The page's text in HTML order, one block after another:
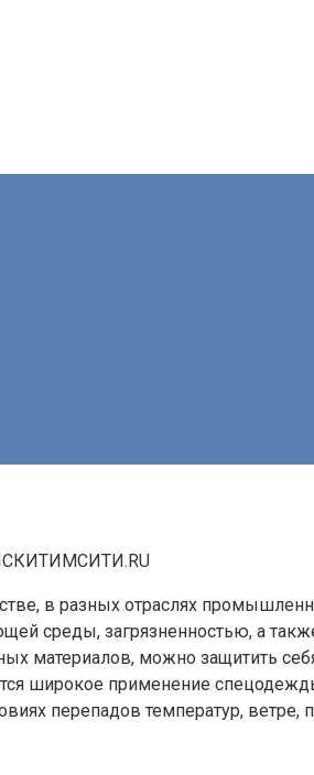
в разных отраслях
среды, загрязненностью, а
материалов, можно защитить
широкое применение
перепадов температур,